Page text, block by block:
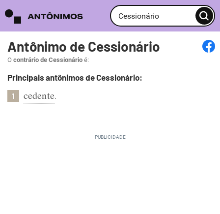
Antônimo de Cessionário
O contrário de Cessionário é:
Principais antônimos de Cessionário:
1 cedente.